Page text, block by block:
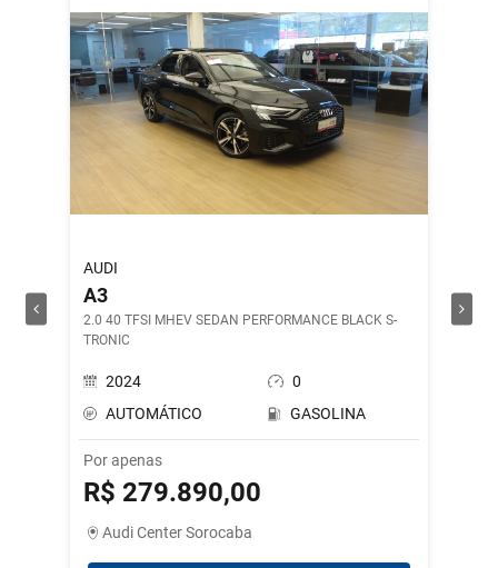
AUDI
A3
2.0 40 TFSI MHEV SEDAN PERFORMANCE BLACK S-
TRONIC
2024
0
AUTOMÁTICO
GASOLINA
Por apenas
R$ 279.890,00
Audi Center Sorocaba
DRILL